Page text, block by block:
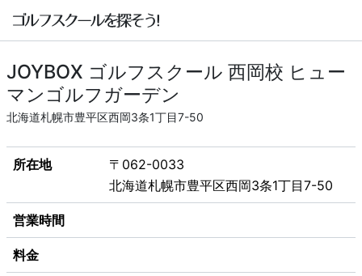
JOYBOX ゴルフスクール 西岡校 ヒュー
マンゴルフガーデン
北海道札幌市豊平区西岡3条1丁目7-50
所在地
〒062-0033
北海道札幌市豊平区西岡3条1丁目7-50
営業時間
料金